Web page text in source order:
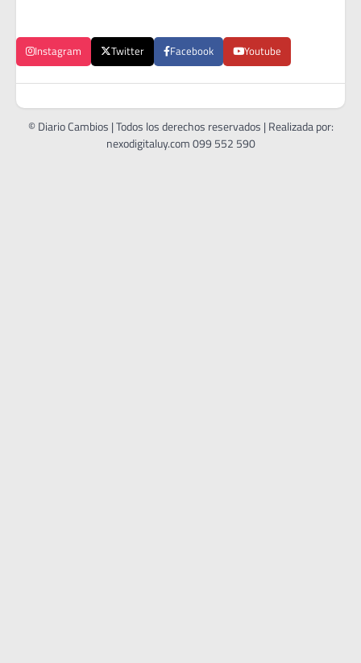
Instagram Twitter Facebook Youtube